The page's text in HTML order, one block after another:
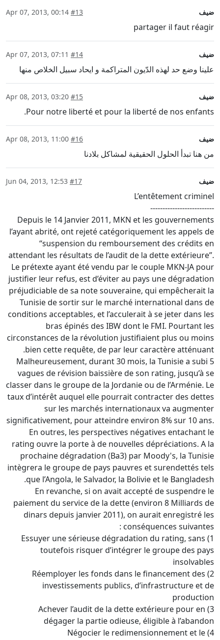
ضيف #13
partager il faut réagir
ضيف #14
علينا وضع حد لهذه الدّيون المتراكمة و ايحاد سبيل الخلاص منها
ضيف #15
Pour notre liberté et pour la liberté de nos enfants.
ضيف #16
من هنا تبدأ الحلول الحقيقية لمشاكل بلادنا
ضيف #17
L’entêtement criminel
--------------------------
Depuis le 14 Janvier 2011, MKN et les gouvernements
l’ayant abrité, ont rejeté catégoriquement les appels de
‘‘suspension du remboursement des crédits en
attendant les résultats de l’audit de la dette extérieure’’.
Le prétexte ayant été vendu par le couple MKN-JA pour
justifier leur refus, est d’éviter au pays une dégradation
préjudiciable de sa note souveraine, qui empêcherait la
Tunisie de sortir sur le marché international dans de
conditions acceptables, et l’acculerait à se jeter dans les
bras épinés des IBW dont le FMI. Pourtant les
circonstances de la révolution justifiaient plus ou moins
bien cette requête, de par leur caractère atténuant.
Malheureusement, durant 30 mois, la Tunisie a subi 5
vagues de révision baissière de son rating, jusqu’à se
classer dans le groupe de la Jordanie ou de l’Arménie. Le
taux d’intérêt auquel elle pourrait contracter des dettes
sur les marchés internationaux va augmenter
significativement, pour atteindre environ 8% sur 10 ans.
En outres, les perspectives négatives entachant le
rating ouvre la porte à de nouvelles dépréciations. A la
prochaine dégradation (Ba3) par Moody's, la Tunisie
intègrera le groupe de pays pauvres et surendettés tels
que l’Angola, le Salvador, la Bolivie et le Bangladesh.
En revanche, si on avait accepté de suspendre le
paiement du service de la dette (environ 8 Milliards de
dinars depuis janvier 2011), on aurait enregistré les
conséquences suivantes :
1) Essuyer une sérieuse dégradation du rating, sans
toutefois risquer d’intégrer le groupe des pays
insolvables
2) Réemployer les fonds dans le financement des
investissements publics, d’infrastructure et de
production
3) Achever l’audit de la dette extérieure pour en
dégager la partie odieuse, éligible à l’abandon
4) Négocier le redimensionnement et le